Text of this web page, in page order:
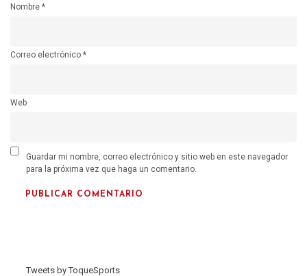
Nombre *
Correo electrónico *
Web
Guardar mi nombre, correo electrónico y sitio web en este navegador
para la próxima vez que haga un comentario.
Tweets by ToqueSports